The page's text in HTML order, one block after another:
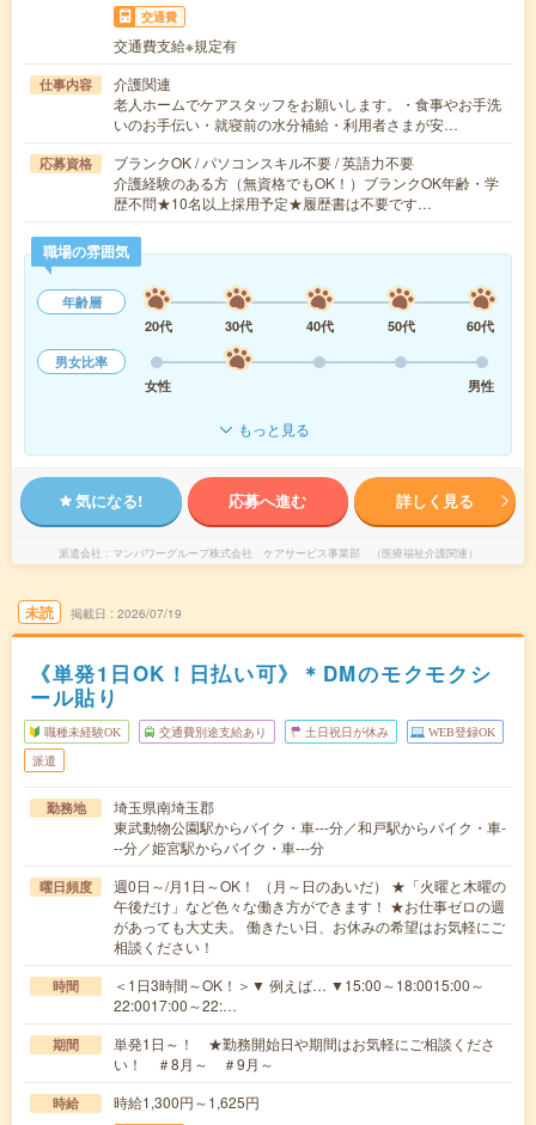
交通費
交通費支給※規定有
仕事内容
介護関連
老人ホームでケアスタッフをお願いします。・食事やお手洗
いのお手伝い・就寝前の水分補給・利用者さまが安…
応募資格
ブランクOK / パソコンスキル不要 / 英語力不要
介護経験のある方（無資格でもOK！）ブランクOK年齢・学
歴不問★10名以上採用予定★履歴書は不要です…
職場の雰囲気
年齢層
20代
30代 40代 50代
60代
男女比率
女性
男性
もっと見る
気になる! 応募へ進む 詳しく見る
派遣会社 マンパワーグループ株式会社 ケアサービス事業部 （医療福祉介護関連）
未読 掲載日 2026/07/19
《単発1日OK！日払い可》＊DMのモクモクシ
ール貼り
職種未経験OK 交通費別途支給あり 土日祝日が休み WEB登録OK
派遣
勤務地
埼玉県南埼玉郡
東武動物公園駅からバイク・車---分／和戸駅からバイク・車-
--分／姫宮駅からバイク・車---分
曜日頻度
週0日～/月1日～OK！ （月～日のあいだ） ★「火曜と木曜の
午後だけ」など色々な働き方ができます！ ★お仕事ゼロの週
があっても大丈夫。 働きたい日、お休みの希望はお気軽にご
相談ください！
時間
＜1日3時間～OK！＞▼ 例えば… ▼15:00～18:0015:00～
22:0017:00～22:…
期間
単発1日～！ ★勤務開始日や期間はお気軽にご相談くださ
い！ ＃8月～ ＃9月～
時給 時給1,300円～1,625円